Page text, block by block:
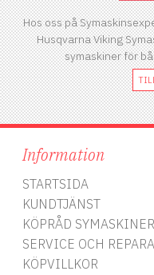
Hos oss på
Husqvarna Viking
symaskiner för
Information
STARTSIDA
KUNDTJÄNST
KÖPRÅD SYMASKINER
SERVICE OCH
KÖPVILLKOR